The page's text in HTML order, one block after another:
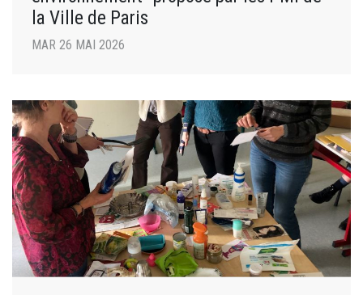
la Ville de Paris
MAR 26 MAI 2026